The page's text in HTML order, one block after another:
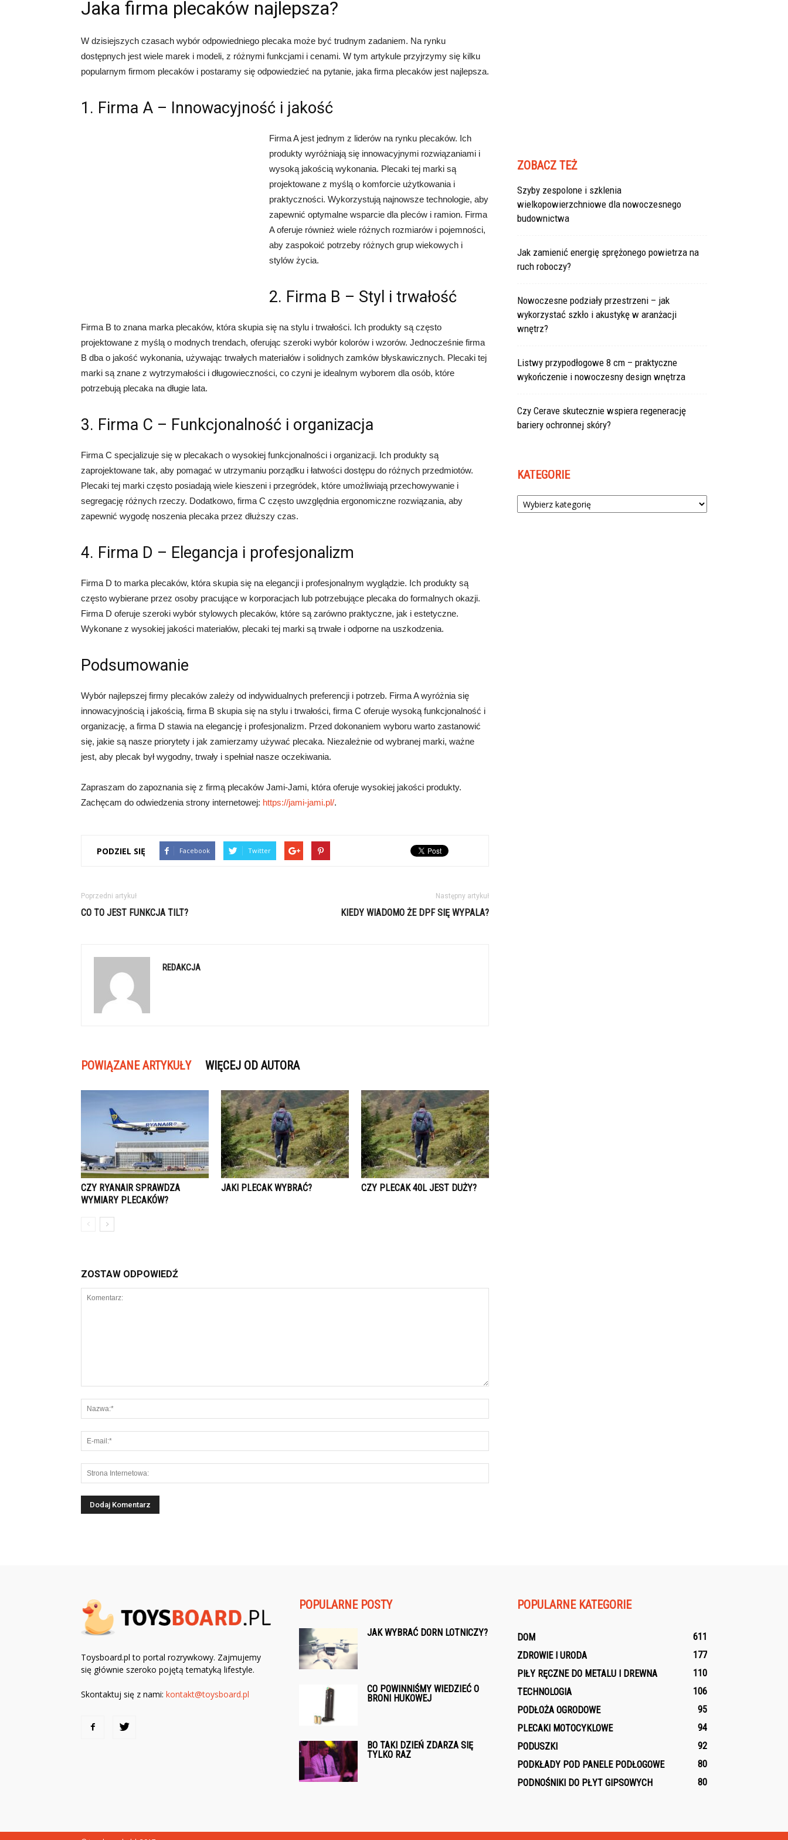
Jaka firma plecaków najlepsza?
W dzisiejszych czasach wybór odpowiedniego plecaka może być trudnym zadaniem. Na rynku
dostępnych jest wiele marek i modeli, z różnymi funkcjami i cenami. W tym artykule przyjrzymy się kilku
popularnym firmom plecaków i postaramy się odpowiedzieć na pytanie, jaka firma plecaków jest najlepsza.
1. Firma A – Innowacyjność i jakość
Firma A jest jednym z liderów na rynku plecaków. Ich
produkty wyróżniają się innowacyjnymi rozwiązaniami i
wysoką jakością wykonania. Plecaki tej marki są
projektowane z myślą o komforcie użytkowania i
praktyczności. Wykorzystują najnowsze technologie, aby
zapewnić optymalne wsparcie dla pleców i ramion. Firma
A oferuje również wiele różnych rozmiarów i pojemności,
aby zaspokoić potrzeby różnych grup wiekowych i
stylów życia.
2. Firma B – Styl i trwałość
Firma B to znana marka plecaków, która skupia się na stylu i trwałości. Ich produkty są często
projektowane z myślą o modnych trendach, oferując szeroki wybór kolorów i wzorów. Jednocześnie firma
B dba o jakość wykonania, używając trwałych materiałów i solidnych zamków błyskawicznych. Plecaki tej
marki są znane z wytrzymałości i długowieczności, co czyni je idealnym wyborem dla osób, które
potrzebują plecaka na długie lata.
3. Firma C – Funkcjonalność i organizacja
Firma C specjalizuje się w plecakach o wysokiej funkcjonalności i organizacji. Ich produkty są
zaprojektowane tak, aby pomagać w utrzymaniu porządku i łatwości dostępu do różnych przedmiotów.
Plecaki tej marki często posiadają wiele kieszeni i przegródek, które umożliwiają przechowywanie i
segregację różnych rzeczy. Dodatkowo, firma C często uwzględnia ergonomiczne rozwiązania, aby
zapewnić wygodę noszenia plecaka przez dłuższy czas.
4. Firma D – Elegancja i profesjonalizm
Firma D to marka plecaków, która skupia się na elegancji i profesjonalnym wyglądzie. Ich produkty są
często wybierane przez osoby pracujące w korporacjach lub potrzebujące plecaka do formalnych okazji.
Firma D oferuje szeroki wybór stylowych plecaków, które są zarówno praktyczne, jak i estetyczne.
Wykonane z wysokiej jakości materiałów, plecaki tej marki są trwałe i odporne na uszkodzenia.
Podsumowanie
Wybór najlepszej firmy plecaków zależy od indywidualnych preferencji i potrzeb. Firma A wyróżnia się
innowacyjnością i jakością, firma B skupia się na stylu i trwałości, firma C oferuje wysoką funkcjonalność i
organizację, a firma D stawia na elegancję i profesjonalizm. Przed dokonaniem wyboru warto zastanowić
się, jakie są nasze priorytety i jak zamierzamy używać plecaka. Niezależnie od wybranej marki, ważne
jest, aby plecak był wygodny, trwały i spełniał nasze oczekiwania.
Zapraszam do zapoznania się z firmą plecaków Jami-Jami, która oferuje wysokiej jakości produkty.
Zachęcam do odwiedzenia strony internetowej: https://jami-jami.pl/.
PODZIEL SIĘ Facebook Twitter
Poprzedni artykuł
CO TO JEST FUNKCJA TILT?
Następny artykuł
KIEDY WIADOMO ŻE DPF SIĘ WYPALA?
REDAKCJA
POWIĄZANE ARTYKUŁY WIĘCEJ OD AUTORA
CZY RYANAIR SPRAWDZA
WYMIARY PLECAKÓW?
JAKI PLECAK WYBRAĆ? CZY PLECAK 40L JEST DUŻY?
ZOSTAW ODPOWIEDŹ
ZOBACZ TEŻ
Szyby zespolone i szklenia
wielkopowierzchniowe dla nowoczesnego
budownictwa
Jak zamienić energię sprężonego powietrza na
ruch roboczy?
Nowoczesne podziały przestrzeni – jak
wykorzystać szkło i akustykę w aranżacji
wnętrz?
Listwy przypodłogowe 8 cm – praktyczne
wykończenie i nowoczesny design wnętrza
Czy Cerave skutecznie wspiera regenerację
bariery ochronnej skóry?
KATEGORIE
Kategorie
Toysboard.pl to portal rozrywkowy. Zajmujemy
się głównie szeroko pojętą tematyką lifestyle.
Skontaktuj się z nami: kontakt@toysboard.pl
POPULARNE POSTY
JAK WYBRAĆ DORN LOTNICZY?
CO POWINNIŚMY WIEDZIEĆ O
BRONI HUKOWEJ
BO TAKI DZIEŃ ZDARZA SIĘ
TYLKO RAZ
POPULARNE KATEGORIE
DOM
611
ZDROWIE I URODA
177
PIŁY RĘCZNE DO METALU I DREWNA
110
TECHNOLOGIA
106
PODŁOŻA OGRODOWE
95
PLECAKI MOTOCYKLOWE
94
PODUSZKI
92
PODKŁADY POD PANELE PODŁOGOWE
80
PODNOŚNIKI DO PŁYT GIPSOWYCH
80